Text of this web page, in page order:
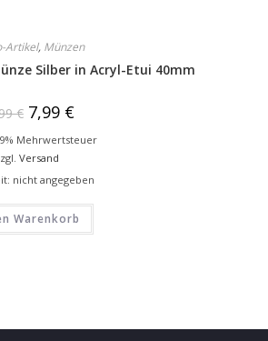
Artikel, Münzen
Silber in Acryl-Etui 40mm
€ 7,99 €
Mehrwertsteuer
Versand
nicht angegeben
Warenkorb